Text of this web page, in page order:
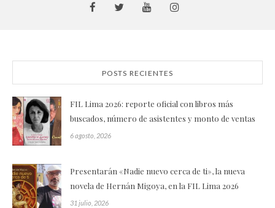
POSTS RECIENTES
FIL Lima 2026: reporte oficial con libros más
buscados, número de asistentes y monto de ventas
6 agosto, 2026
Presentarán «Nadie nuevo cerca de ti», la nueva
novela de Hernán Migoya, en la FIL Lima 2026
31 julio, 2026